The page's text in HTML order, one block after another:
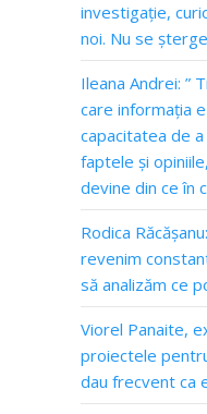
investigație,
noi. Nu se
Ileana Andrei: ”
care informația
capacitatea de
faptele și
devine din ce în
Rodica
revenim
să analizăm ce
Viorel Panaite,
proiectele
dau frecvent ca